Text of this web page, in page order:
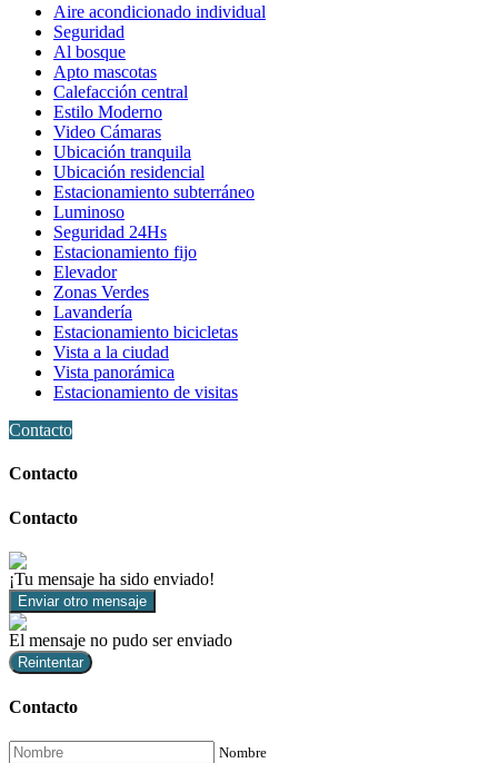
Aire acondicionado individual
Seguridad
Al bosque
Apto mascotas
Calefacción central
Estilo Moderno
Video Cámaras
Ubicación tranquila
Ubicación residencial
Estacionamiento subterráneo
Luminoso
Seguridad 24Hs
Estacionamiento fijo
Elevador
Zonas Verdes
Lavandería
Estacionamiento bicicletas
Vista a la ciudad
Vista panorámica
Estacionamiento de visitas
Contacto
Contacto
Contacto
¡Tu mensaje ha sido enviado!
Enviar otro mensaje
El mensaje no pudo ser enviado
Reintentar
Contacto
Nombre